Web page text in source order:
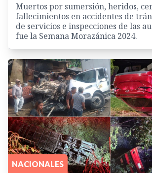
Muertos por sumersión, heridos,
fallecimientos en accidentes de
de servicios e inspecciones de las
fue la Semana Morazánica 2024.
NACIONALES